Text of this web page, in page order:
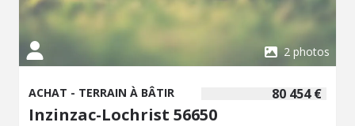
2 photos
80 454 €
ACHAT - TERRAIN À BÂTIR
Inzinzac-Lochrist 56650